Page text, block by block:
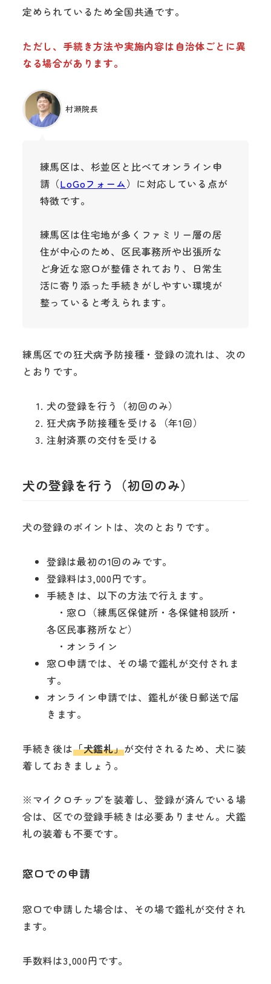
定められているため全国共通です。
ただし、手続き方法や実施内容は自治体ごとに異
なる場合があります。
村瀬院長
練馬区は、杉並区と比べてオンライン申
請（LoGoフォーム）に対応している点が
特徴です。
練馬区は住宅地が多くファミリー層の居
住が中心のため、区民事務所や出張所な
ど身近な窓口が整備されており、日常生
活に寄り添った手続きがしやすい環境が
整っていると考えられます。
練馬区での狂犬病予防接種・登録の流れは、次の
とおりです。
犬の登録を行う（初回のみ）
狂犬病予防接種を受ける（年1回）
注射済票の交付を受ける
犬の登録を行う（初回のみ）
犬の登録のポイントは、次のとおりです。
登録は最初の1回のみです。
登録料は3,000円です。
手続きは、以下の方法で行えます。
・窓口（練馬区保健所・各保健相談所・
各区民事務所など）
・オンライン
窓口申請では、その場で鑑札が交付されま
す。
オンライン申請では、鑑札が後日郵送で届
きます。
手続き後は「犬鑑札」が交付されるため、犬に装
着しておきましょう。
※マイクロチップを装着し、登録が済んでいる場
合は、区での登録手続きは必要ありません。犬鑑
札の装着も不要です。
窓口での申請
窓口で申請した場合は、その場で鑑札が交付され
ます。
手数料は3,000円です。